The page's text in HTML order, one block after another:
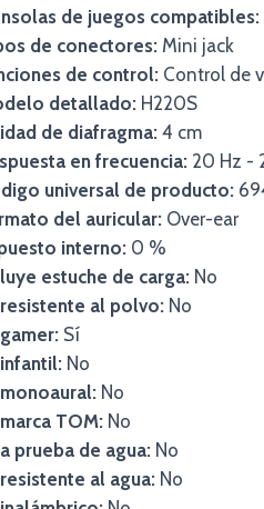
de juegos compatibles:
de conectores: Mini jack
de control: Control de
detallado: H220S
de diafragma: 4 cm
en frecuencia: 20 Hz -
universal de producto:
del auricular: Over-ear
interno: 0 %
estuche de carga: No
resistente al polvo: No
Sí
infantil: No
monoaural: No
TOM: No
prueba de agua: No
resistente al agua: No